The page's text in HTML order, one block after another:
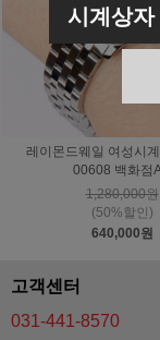
레이몬드웨일 여성시
00608 백화점
1,280,000원
(50%할인)
640,000원
고객센터
031-441-8570
시계상